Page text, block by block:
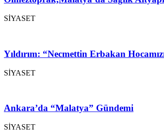
SİYASET
Yıldırım: “Necmettin Erbakan
SİYASET
Ankara’da “Malatya” Gündemi
SİYASET